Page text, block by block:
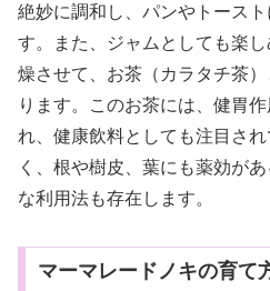
絶妙に調和し、パンやトース
す。また、ジャムとしても楽
燥させて、お茶（カラタチ茶
ります。このお茶には、健胃
れ、健康飲料としても注目さ
く、根や樹皮、葉にも薬効が
な利用法も存在します。
マーマレードノキの育て